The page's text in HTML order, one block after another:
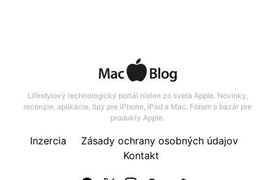
Lifestylový technologický portál nielen zo sveta Apple. Novinky,
recenzie, aplikácie, tipy pre iPhone, iPad a Mac. Fórum a bazár pre
produkty Apple.
Inzercia
Zásady ochrany osobných údajov
Kontakt